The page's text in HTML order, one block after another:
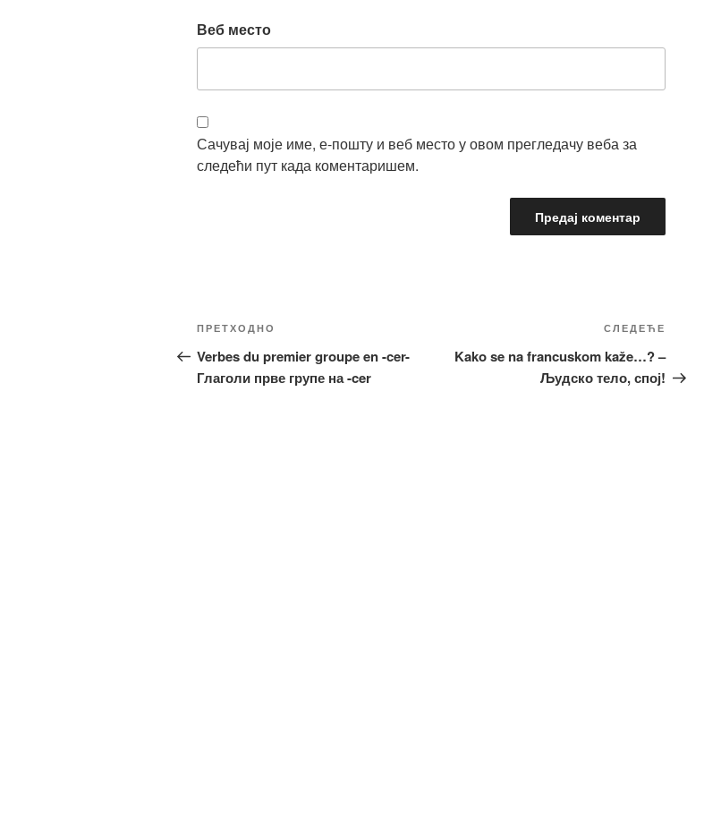
Веб место
Сачувај моје име, е-пошту и веб место у овом прегледачу веба за
следећи пут када коментаришем.
Кретање
чланка
Претходни
чланак
ПРЕТХОДНО
Verbes du premier groupe en -cer-
Глаголи прве групе на -cer
чланак
СЛЕДЕЋЕ
Kako se na francuskom kaže…? –
Људско тело, спој!